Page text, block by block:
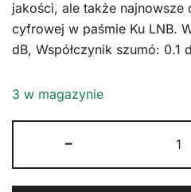
jakości, ale także
cyfrowej w paśmie Ku LNB.
dB, Współczynik szumó: 0.1
3 w magazynie
-